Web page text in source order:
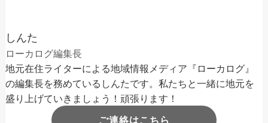
しんた
ローカログ編集長
地元在住ライターによる地域情報メディア『ローカログ』
の編集長を務めているしんたです。私たちと一緒に地元を
盛り上げていきましょう！頑張ります！
ご連絡はこちら